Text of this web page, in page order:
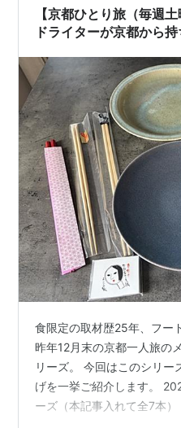
味わいで、なるほど茶菓子
【京都ひとり旅（毎週
ドライターが京都から
食限定の取材歴25年、フー
昨年12月末の京都一人旅の
リーズ。 今回はこのシリ
げを一挙ご紹介します。
ーズ（本記事入れて全7本